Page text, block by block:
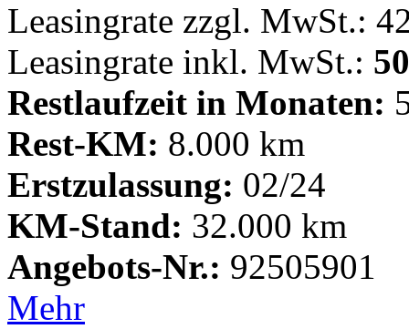
Leasingrate zzgl. MwSt.:
Leasingrate inkl. MwSt.:
Restlaufzeit in Monaten:
Rest-KM: 8.000 km
Erstzulassung: 02/24
KM-Stand: 32.000 km
Angebots-Nr.: 92505901
Mehr